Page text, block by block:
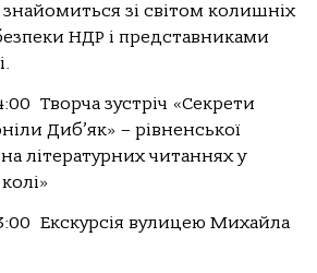
зі світом колишніх
НДР і представниками
Творча зустріч «Секрети
Диб’як» – рівненської
літературних читаннях у
Екскурсія вулицею Михайла